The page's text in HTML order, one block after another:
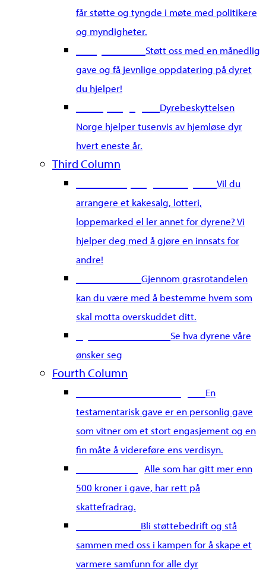
får støtte og tyngde i møte med politikere
og myndigheter.
Støtt oss med en månedlig
gave og få jevnlige oppdatering på dyret
du hjelper!
Dyrebeskyttelsen
Norge hjelper tusenvis av hjemløse dyr
hvert eneste år.
Third Column
Vil du
arrangere et kakesalg, lotteri,
loppemarked el ler annet for dyrene? Vi
hjelper deg med å gjøre en innsats for
andre!
Gjennom grasrotandelen
kan du være med å bestemme hvem som
skal motta overskuddet ditt.
Se hva dyrene våre
ønsker seg
Fourth Column
En
testamentarisk gave er en personlig gave
som vitner om et stort engasjement og en
fin måte å videreføre ens verdisyn.
Alle som har gitt mer enn
500 kroner i gave, har rett på
skattefradrag.
Bli støttebedrift og stå
sammen med oss i kampen for å skape et
varmere samfunn for alle dyr